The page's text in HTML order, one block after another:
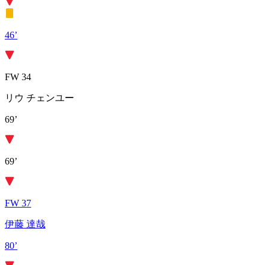
46’
FW 34
リウ チェンユー
69’
69’
FW 37
伊藤 達哉
80’